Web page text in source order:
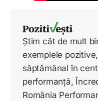
Știm cât de mult
exemplele
săptămânal în
performanță,
România